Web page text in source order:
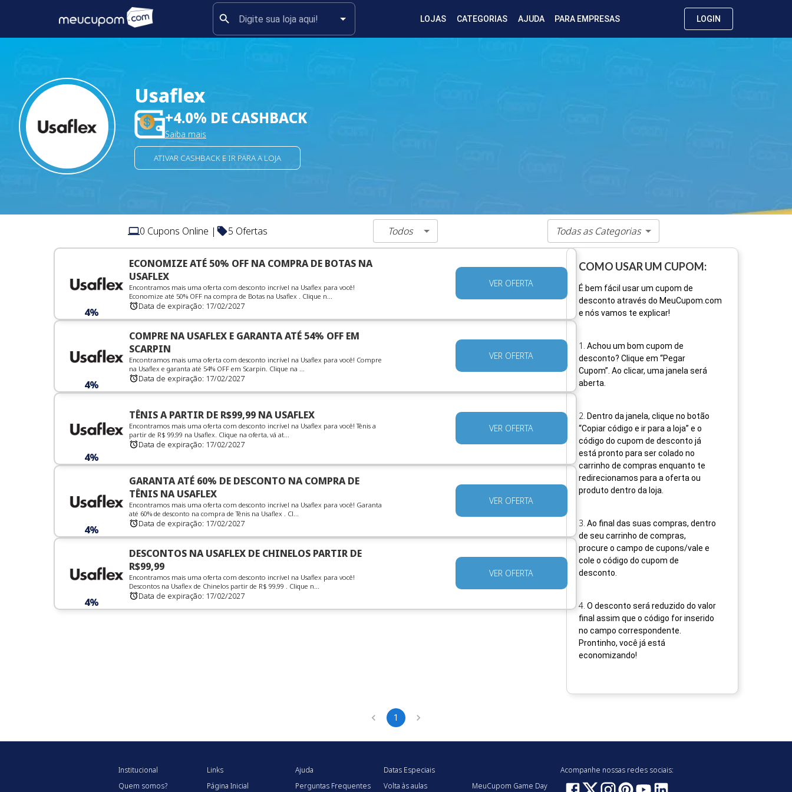
LOJAS CATEGORIAS AJUDA PARA EMPRESAS LOGIN
Usaflex
+4.0% DE CASHBACK
Saiba mais
ATIVAR CASHBACK E IR PARA A LOJA
0 Cupons Online | 5 Ofertas Todos Todas as Categorias
4%
ECONOMIZE ATÉ 50% OFF NA COMPRA DE BOTAS NA
USAFLEX
Encontramos mais uma oferta com desconto incrível na Usaflex para você!
Economize até 50% OFF na compra de Botas na Usaflex . Clique n...
Data de expiração: 17/02/2027
VER OFERTA
4%
COMPRE NA USAFLEX E GARANTA ATÉ 54% OFF EM
SCARPIN
Encontramos mais uma oferta com desconto incrível na Usaflex para você! Compre
na Usaflex e garanta até 54% OFF em Scarpin. Clique na ...
Data de expiração: 17/02/2027
VER OFERTA
4%
TÊNIS A PARTIR DE R$99,99 NA USAFLEX
Encontramos mais uma oferta com desconto incrível na Usaflex para você! Tênis a
partir de R$ 99,99 na Usaflex. Clique na oferta, vá at...
Data de expiração: 17/02/2027
VER OFERTA
4%
GARANTA ATÉ 60% DE DESCONTO NA COMPRA DE
TÊNIS NA USAFLEX
Encontramos mais uma oferta com desconto incrível na Usaflex para você! Garanta
até 60% de desconto na compra de Tênis na Usaflex . Cl...
Data de expiração: 17/02/2027
VER OFERTA
4%
DESCONTOS NA USAFLEX DE CHINELOS PARTIR DE
R$99,99
Encontramos mais uma oferta com desconto incrível na Usaflex para você!
Descontos na Usaflex de Chinelos partir de R$ 99,99 . Clique n...
Data de expiração: 17/02/2027
VER OFERTA
COMO USAR UM CUPOM:
É bem fácil usar um cupom de
desconto através do MeuCupom.com
e nós vamos te explicar!
1 . Achou um bom cupom de
desconto? Clique em “Pegar
Cupom”. Ao clicar, uma janela será
aberta.
2. Dentro da janela, clique no botão
“Copiar código e ir para a loja” e o
código do cupom de desconto já
está pronto para ser colado no
carrinho de compras enquanto te
redirecionamos para a oferta ou
produto dentro da loja.
3. Ao final das suas compras, dentro
de seu carrinho de compras,
procure o campo de cupons/vale e
cole o código do cupom de
desconto.
4. O desconto será reduzido do valor
final assim que o código for inserido
no campo correspondente.
Prontinho, você já está
economizando!
1
Institucional
Quem somos?
Links
Página Inicial
Ajuda
Perguntas Frequentes
Datas Especiais
Volta às aulas
MeuCupom Game Day
Acompanhe nossas redes sociais: